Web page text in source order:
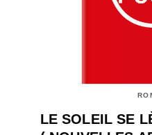
LE SOLEIL SE